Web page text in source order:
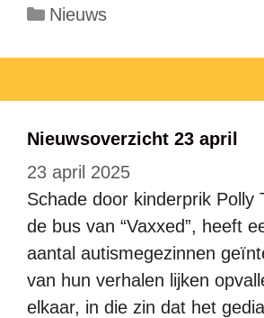
Categorieën
Nieuws
Nieuwsoverzicht 23 april
23 april 2025
Schade door kinderprik Polly
de bus van “Vaxxed”, heeft
aantal autismegezinnen
van hun verhalen lijken
elkaar, in die zin dat het